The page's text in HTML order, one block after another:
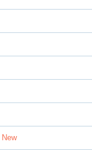
New